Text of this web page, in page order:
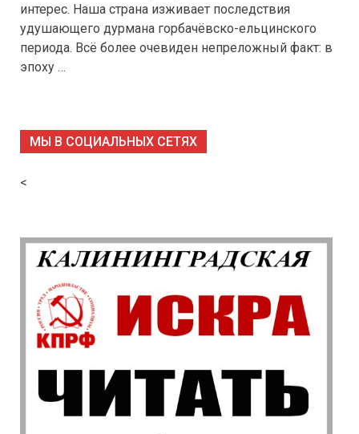
интерес. Наша страна изживает последствия
удушающего дурмана горбачёвско-ельцинского
периода. Всё более очевиден непреложный факт: в
эпоху …
МЫ В СОЦИАЛЬНЫХ СЕТЯХ
<